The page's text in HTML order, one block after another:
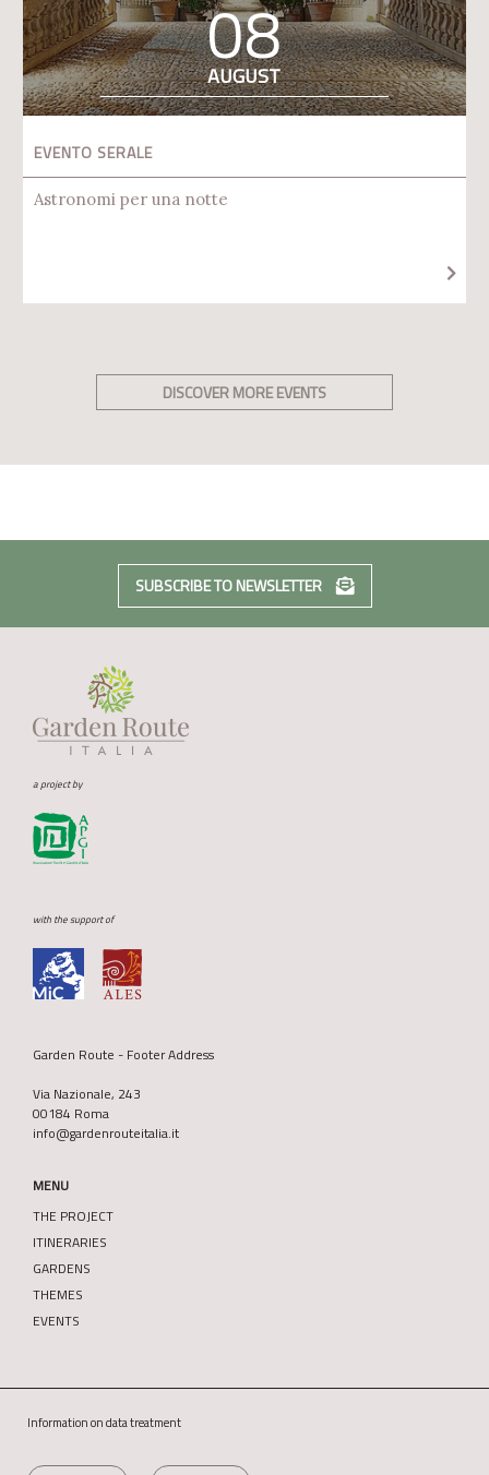
08
AUGUST
EVENTO SERALE
Astronomi per una notte
DISCOVER MORE EVENTS
SUBSCRIBE TO NEWSLETTER
a project by
with the support of
Garden Route - Footer Address
Via Nazionale, 243
00184 Roma
info@gardenrouteitalia.it
MENU
THE PROJECT
ITINERARIES
GARDENS
THEMES
EVENTS
Information on data treatment